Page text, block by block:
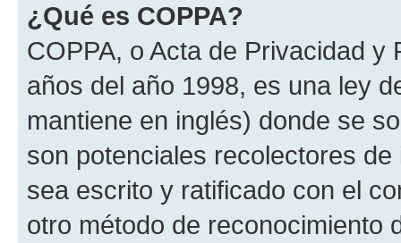
¿Qué es COPPA?
COPPA, o Acta de Privacidad
años del año 1998, es una ley
mantiene en inglés) donde se
son potenciales recolectores
sea escrito y ratificado con el
otro método de reconocimiento